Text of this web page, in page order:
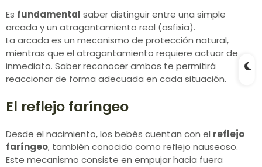
Es fundamental saber distinguir entre una simple
arcada y un atragantamiento real (asfixia).
La arcada es un mecanismo de protección natural,
mientras que el atragantamiento requiere actuar de
inmediato. Saber reconocer ambos te permitirá
reaccionar de forma adecuada en cada situación.
El reflejo faríngeo
Desde el nacimiento, los bebés cuentan con el reflejo
faríngeo, también conocido como reflejo nauseoso.
Este mecanismo consiste en empujar hacia fuera